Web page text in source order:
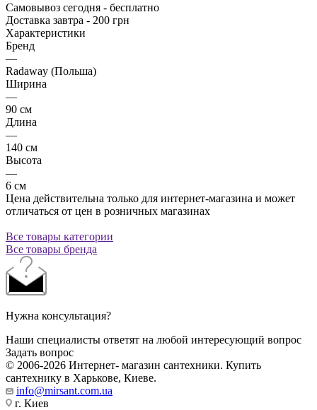
Самовывоз сегодня - бесплатно
Доставка завтра - 200 грн
Характеристики
Бренд
—
Radaway (Польша)
Ширина
—
90 см
Длина
—
140 см
Высота
—
6 см
Цена действительна только для интернет-магазина и может
отличаться от цен в розничных магазинах
Все товары категории
Все товары бренда
Нужна консультация?
Наши специалисты ответят на любой интересующий вопрос
Задать вопрос
© 2006-2026 Интернет- магазин сантехники. Купить
сантехнику в Харькове, Киеве.
info@mirsant.com.ua
г. Киев